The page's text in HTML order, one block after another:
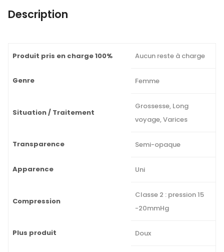
Description
Produit pris en charge 100% Aucun reste à charge
Genre Femme
Situation / Traitement
Grossesse, Long
voyage, Varices
Transparence Semi-opaque
Apparence Uni
Compression
Classe 2 : pression 15
-20mmHg
Plus produit Doux